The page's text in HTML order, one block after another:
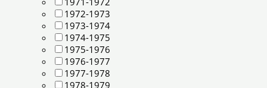
1972-1973
1973-1974
1974-1975
1975-1976
1976-1977
1977-1978
1978-1979